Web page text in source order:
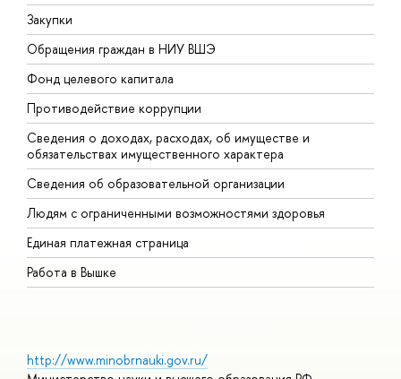
Закупки
Обращения граждан в НИУ ВШЭ
Фонд целевого капитала
Противодействие коррупции
Сведения о доходах, расходах, об имуществе и
обязательствах имущественного характера
Сведения об образовательной организации
Людям с ограниченными возможностями здоровья
Единая платежная страница
Работа в Вышке
http://www.minobrnauki.gov.ru/